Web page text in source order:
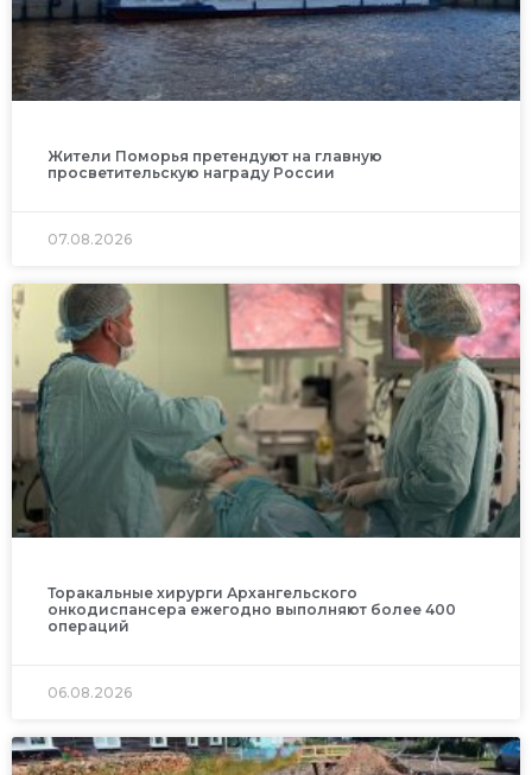
Жители Поморья претендуют на главную
просветительскую награду России
07.08.2026
Торакальные хирурги Архангельского
онкодиспансера ежегодно выполняют более 400
операций
06.08.2026